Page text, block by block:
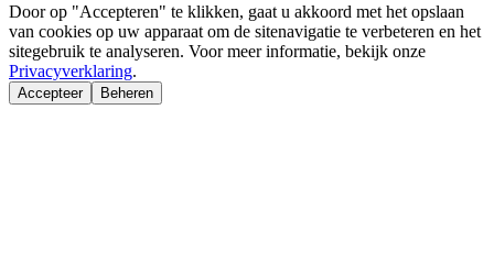
Door op "Accepteren" te klikken, gaat u akkoord met het opslaan
van cookies op uw apparaat om de sitenavigatie te verbeteren en het
sitegebruik te analyseren. Voor meer informatie, bekijk onze
Privacyverklaring.
Accepteer Beheren